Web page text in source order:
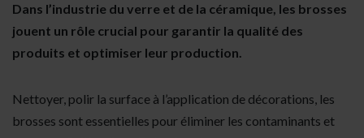
Dans l’industrie du verre et de la céramique, les brosses
jouent un rôle crucial pour garantir la qualité des
produits et optimiser leur production.
Nettoyer, polir la surface à l’application de décorations, les
brosses sont essentielles pour éliminer les contaminants et